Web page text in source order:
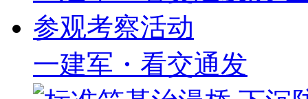
一建军・看交通发